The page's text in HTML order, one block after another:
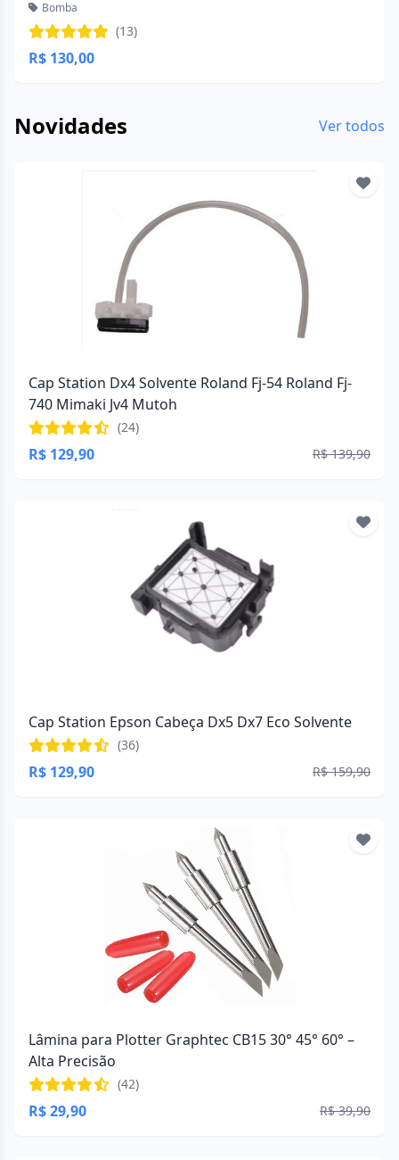
Bomba
(13)
R$ 130,00
Novidades Ver todos
Cap Station Dx4 Solvente Roland Fj-54 Roland Fj-
740 Mimaki Jv4 Mutoh
(24)
R$ 129,90 R$ 139,90
Cap Station Epson Cabeça Dx5 Dx7 Eco Solvente
(36)
R$ 129,90 R$ 159,90
Lâmina para Plotter Graphtec CB15 30° 45° 60° –
Alta Precisão
(42)
R$ 29,90 R$ 39,90